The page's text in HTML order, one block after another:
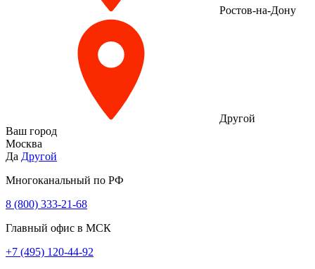
Ростов-на-Дону
Другой
Ваш город
Москва
Да Другой
Многоканальный по РФ
8 (800) 333‑21-68
Главный офис в МСК
+7 (495) 120-44-92